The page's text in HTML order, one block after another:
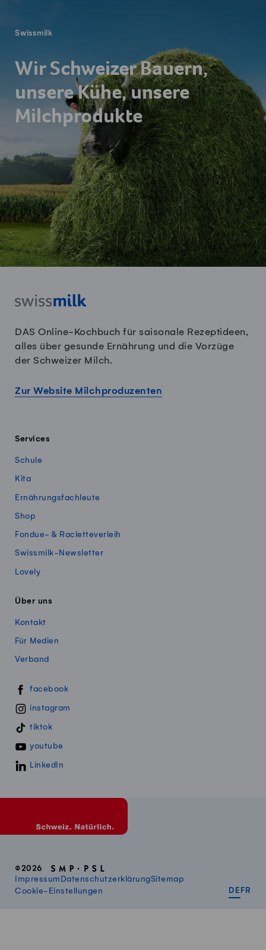
Swissmilk
Wir Schweizer Bauern,
unsere Kühe, unsere
Milchprodukte
DAS Online-Kochbuch für saisonale Rezeptideen,
alles über gesunde Ernährung und die Vorzüge
der Schweizer Milch.
Zur Website Milchproduzenten
Services
Schule
Kita
Ernährungsfachleute
Shop
Fondue- & Racletteverleih
Swissmilk-Newsletter
Lovely
Über uns
Kontakt
Für Medien
Verband
Swissmillk auf Social Media
facebook
instagram
tiktok
youtube
LinkedIn
©2026
Impressum DatenschutzerklärungSitemap
Cookie-Einstellungen
DE FR